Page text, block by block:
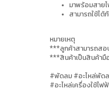
มาพร้อมสาย
สามารถใช้ได้
หมายเหตุ
***ลูกค้าสามารถสอ
***สินค้าเป็นสินค้ามื
#พัดลม #อะไหล่พัด
#อะไหล่เครื่องใช้ไฟ